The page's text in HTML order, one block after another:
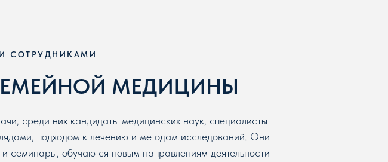
СОТРУДНИКАМИ
МЕДИЦИНЫ
среди них кандидаты медицинских наук, специалисты
подходом к лечению и методам исследований. Они
обучаются новым направлениям деятельности